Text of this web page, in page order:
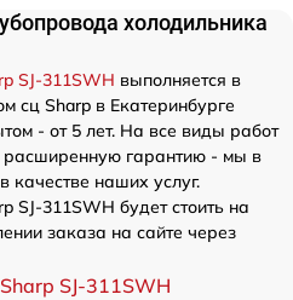
холодильника
SJ-311SWH выполняется в
сц Sharp в Екатеринбурге
- от 5 лет. На все виды работ
расширенную гарантию - мы в
качестве наших услуг.
SJ-311SWH будет стоить на
заказа на сайте через
SJ-311SWH